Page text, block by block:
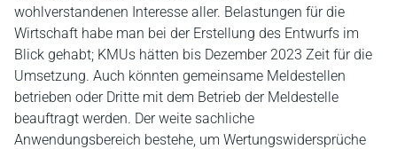
wohlverstandenen Interesse aller. Belastungen für die
Wirtschaft habe man bei der Erstellung des Entwurfs im
Blick gehabt; KMUs hätten bis Dezember 2023 Zeit für die
Umsetzung. Auch könnten gemeinsame Meldestellen
betrieben oder Dritte mit dem Betrieb der Meldestelle
beauftragt werden. Der weite sachliche
Anwendungsbereich bestehe, um Wertungswidersprüche